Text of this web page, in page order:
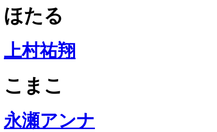
ほたる
上村祐翔
こまこ
永瀬アンナ